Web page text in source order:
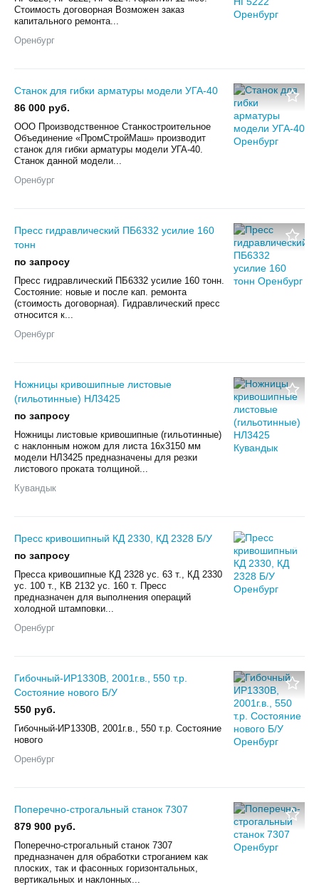
Стоимость договорная Возможен заказ
капитального ремонта...
Оренбург
Станок для гибки арматуры модели УГА-40
86 000 руб.
ООО Производственное Станкостроительное
Объединение «ПромСтройМаш» производит
станок для гибки арматуры модели УГА-40.
Станок данной модели...
Оренбург
Пресс гидравлический ПБ6332 усилие 160
тонн
по запросу
Пресс гидравлический ПБ6332 усилие 160 тонн.
Состояние: новые и после кап. ремонта
(стоимость договорная). Гидравлический пресс
относится к...
Оренбург
Ножницы кривошипные листовые
(гильотинные) НЛ3425
по запросу
Ножницы листовые кривошипные (гильотинные)
с наклонным ножом для листа 16х3150 мм
модели НЛ3425 предназначены для резки
листового проката толщиной...
Кувандык
Пресс кривошипный КД 2330, КД 2328 Б/У
по запросу
Пресса кривошипные КД 2328 ус. 63 т., КД 2330
ус. 100 т., КВ 2132 ус. 160 т. Пресс
предназначен для выполнения операций
холодной штамповки...
Оренбург
Гибочный-ИР1330В, 2001г.в., 550 т.р.
Состояние нового Б/У
550 руб.
Гибочный-ИР1330В, 2001г.в., 550 т.р. Состояние
нового
Оренбург
Поперечно-строгальный станок 7307
879 900 руб.
Поперечно-строгальный станок 7307
предназначен для обработки строганием как
плоских, так и фасонных горизонтальных,
вертикальных и наклонных...